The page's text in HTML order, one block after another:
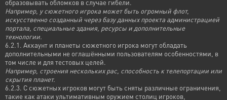
образовывать обломков в случае гибели.
Например, у сюжетного игрока может быть огромный флот,
искусственно созданный через базу данных проекта администрацией
портала, специальные здания, ресурсы и дополнительные
технологии.
6.2.1. Аккаунт и планеты сюжетного игрока могут обладать
дополнительными не оглашёнными пользователям особенностями, в
том числе и для тестовых целей.
Например, строения нескольких рас, способность к телепортации или
скрытия планет.
6.2.3. С сюжетных игроков могут быть сняты различные ограничения,
такие как атаки ультимативным оружием столиц игроков,